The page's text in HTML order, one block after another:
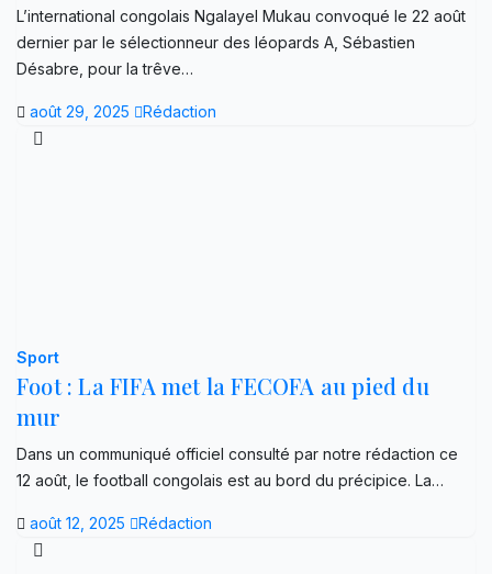
L’international congolais Ngalayel Mukau convoqué le 22 août
dernier par le sélectionneur des léopards A, Sébastien
Désabre, pour la trêve…
août 29, 2025 Rédaction
Sport
Foot : La FIFA met la FECOFA au pied du
mur
Dans un communiqué officiel consulté par notre rédaction ce
12 août, le football congolais est au bord du précipice. La…
août 12, 2025 Rédaction